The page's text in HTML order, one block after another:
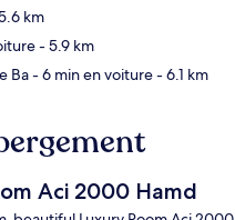
km
- 5.9 km
Ba- 6 min en voiture- 6.1 km
Aci 2000 Hamd